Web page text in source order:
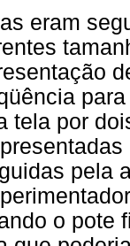
eram
tela por
pela
o pote